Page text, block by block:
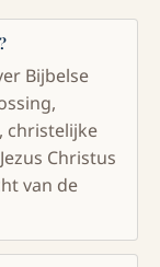
Bijbelse
christelijke
Christus
van de